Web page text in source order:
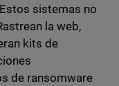
sistemas no
la web,
kits de
de ransomware